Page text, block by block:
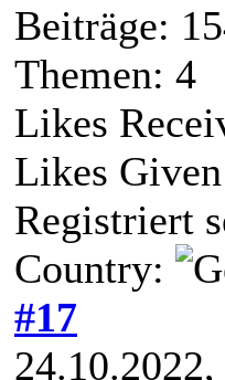
Beiträge:
Themen: 4
Likes
Likes
Registriert
Country:
#17